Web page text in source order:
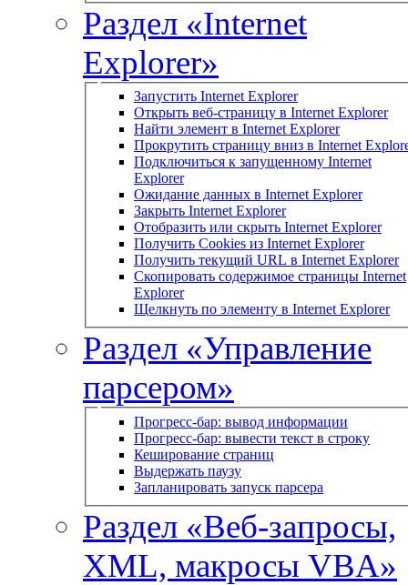
Раздел «Internet
Explorer»
Запустить Internet Explorer
Открыть веб-страницу в Internet Explorer
Найти элемент в Internet Explorer
Прокрутить страницу вниз в Internet
Подключиться к запущенному Internet
Explorer
Ожидание данных в Internet Explorer
Закрыть Internet Explorer
Отобразить или скрыть Internet Explorer
Получить Cookies из Internet Explorer
Получить текущий URL в Internet Explorer
Скопировать содержимое страницы Internet
Explorer
Щелкнуть по элементу в Internet Explorer
Раздел «Управление
парсером»
Прогресс-бар: вывод информации
Прогресс-бар: вывести текст в строку
Кеширование страниц
Выдержать паузу
Запланировать запуск парсера
Раздел «Веб-запросы,
XML, макросы VBA»